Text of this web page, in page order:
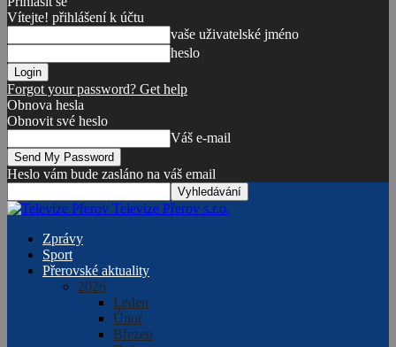
Vítejte! přihlášení k účtu
vaše uživatelské jméno
heslo
Forgot your password? Get help
Obnova hesla
Obnovit své heslo
Váš e-mail
Heslo vám bude zasláno na váš email
Televize Přerov s.r.o.
Zprávy
Sport
Přerovské aktuality
2026
Leden
Únor
Březen